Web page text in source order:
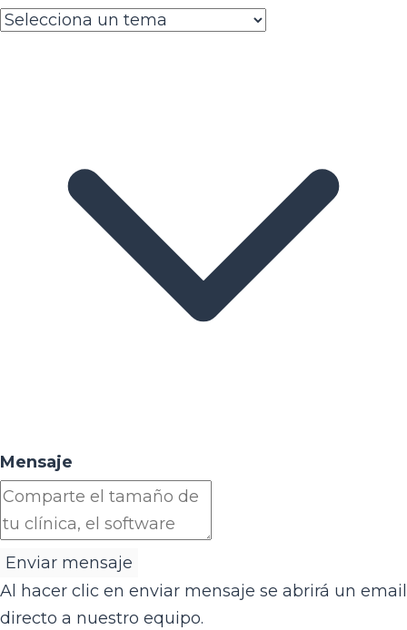
Mensaje
Enviar mensaje
Al hacer clic en enviar mensaje se abrirá un email
directo a nuestro equipo.